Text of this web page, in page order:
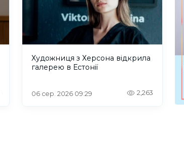
Художниця з Херсона відкрила
галерею в Естонії
06 сер. 2026 09:29 2,263